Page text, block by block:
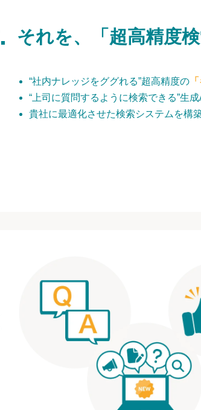
それを、「超高精度
“社内ナレッジをググれる”超高精度の
“上司に質問するように検索できる”生
貴社に最適化させた検索システムを構